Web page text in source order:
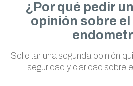
¿Por qué pedir
opinión sobre
Solicitar una segunda opinión
seguridad y claridad sobre